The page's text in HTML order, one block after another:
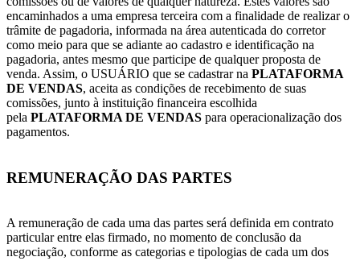
encaminhados a uma empresa terceira com a finalidade de realizar o
trâmite de pagadoria, informada na área autenticada do corretor
como meio para que se adiante ao cadastro e identificação na
pagadoria, antes mesmo que participe de qualquer proposta de
venda. Assim, o USUÁRIO que se cadastrar na PLATAFORMA
DE VENDAS, aceita as condições de recebimento de suas
comissões, junto à instituição financeira escolhida
pela PLATAFORMA DE VENDAS para operacionalização dos
pagamentos.
REMUNERAÇÃO DAS PARTES
A remuneração de cada uma das partes será definida em contrato
particular entre elas firmado, no momento de conclusão da
negociação, conforme as categorias e tipologias de cada um dos